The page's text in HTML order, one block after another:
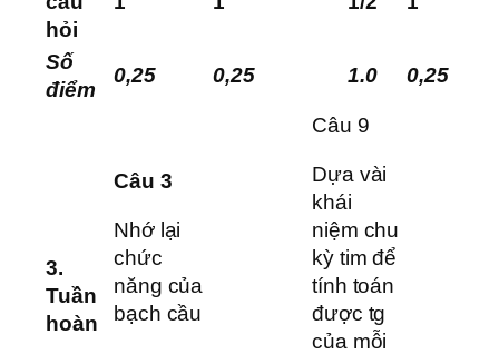
hỏi
Số
điểm
0,25 0,25 1.0 0,25
3.
Tuần
hoàn
Câu 3
Nhớ lại
chức
năng của
bạch cầu
Câu 9
Dựa vài
khái
niệm chu
kỳ tim để
tính toán
được tg
của mỗi